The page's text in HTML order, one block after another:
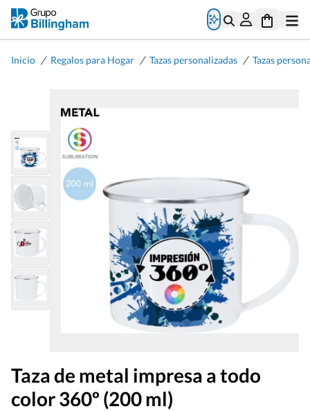
Inicio / Regalos para Hogar / Tazas personalizadas / Tazas
Taza de metal impresa a todo
color 360º (200 ml)